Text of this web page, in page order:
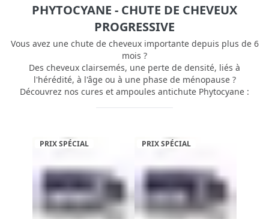
PHYTOCYANE - CHUTE DE CHEVEUX
PROGRESSIVE
Vous avez une chute de cheveux importante depuis plus de 6
mois ?
Des cheveux clairsemés, une perte de densité, liés à
l'hérédité, à l'âge ou à une phase de ménopause ?
Découvrez nos cures et ampoules antichute Phytocyane :
PRIX SPÉCIAL PRIX SPÉCIAL